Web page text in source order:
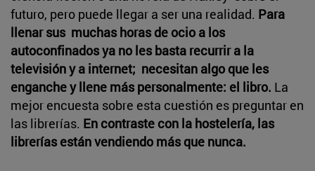
futuro, pero puede llegar a ser una realidad. Para
llenar sus muchas horas de ocio a los
autoconfinados ya no les basta recurrir a la
televisión y a internet; necesitan algo que les
enganche y llene más personalmente: el libro. La
mejor encuesta sobre esta cuestión es preguntar en
las librerías. En contraste con la hostelería, las
librerías están vendiendo más que nunca.